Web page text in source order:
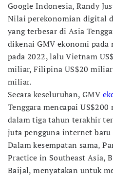
Google Indonesia, Randy
Nilai perekonomian digital
yang terbesar di Asia
dikenai GMV ekonomi
pada 2022, lalu Vietnam
miliar, Filipina US$20
miliar.
Secara keseluruhan, GMV
Tenggara mencapai
dalam tiga tahun terakhir
juta pengguna internet baru
Dalam kesempatan sama,
Practice in Southeast Asia,
Baijal, menyatakan untuk